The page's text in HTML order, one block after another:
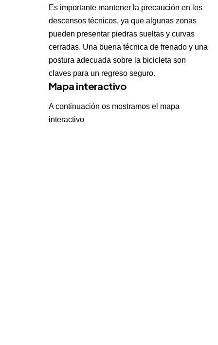
Es importante mantener la precaución en los
descensos técnicos, ya que algunas zonas
pueden presentar piedras sueltas y curvas
cerradas. Una buena técnica de frenado y una
postura adecuada sobre la bicicleta son
claves para un regreso seguro.
Mapa interactivo
A continuación os mostramos el mapa
interactivo